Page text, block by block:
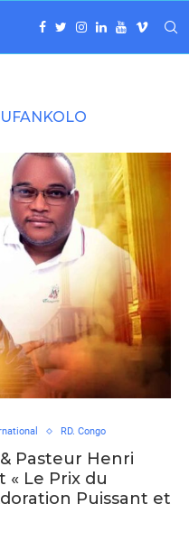
RD. Congo
Pasteur Henri
« Le Prix du
Puissant et